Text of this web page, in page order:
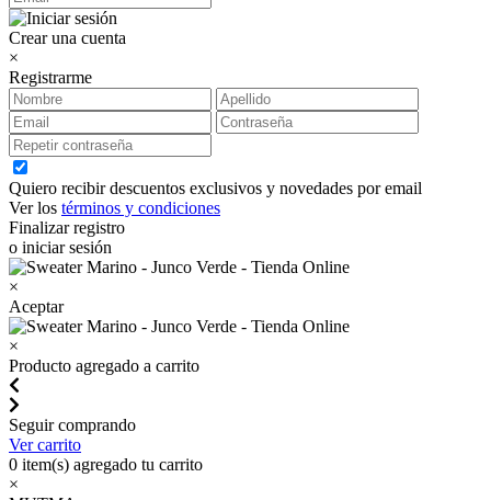
Crear una cuenta
×
Registrarme
Quiero recibir descuentos exclusivos y novedades por email
Ver los términos y condiciones
Finalizar registro
o iniciar sesión
×
Aceptar
×
Producto agregado a carrito
Seguir comprando
Ver carrito
0 item(s) agregado tu carrito
×